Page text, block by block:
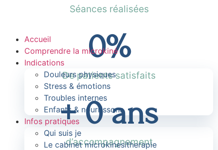
Accueil
Comprendre la microkiné
Indications
Douleurs physiques
Stress & émotions
Troubles internes
Enfants & nourrissons
Infos pratiques
Qui suis je
Le cabinet microkinesitherapie
Séances réalisées
De patients satisfaits
0%
d’accompagnement
+ 0 ans